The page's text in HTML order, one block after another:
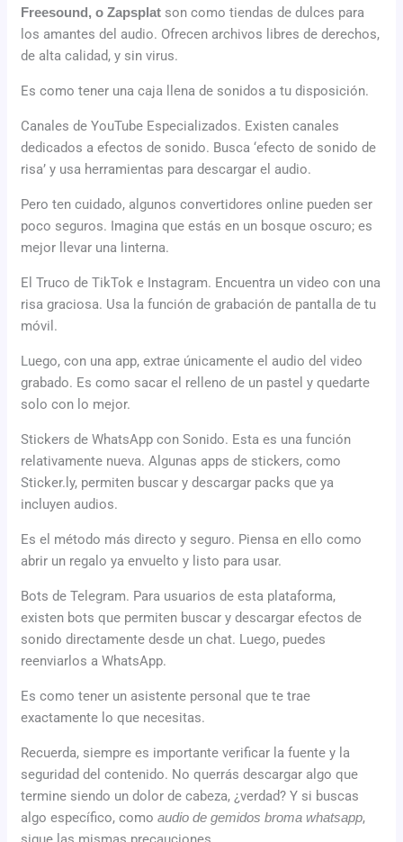
Freesound, o Zapsplat son como tiendas de dulces para
los amantes del audio. Ofrecen archivos libres de derechos,
de alta calidad, y sin virus.
Es como tener una caja llena de sonidos a tu disposición.
Canales de YouTube Especializados. Existen canales
dedicados a efectos de sonido. Busca ‘efecto de sonido de
risa’ y usa herramientas para descargar el audio.
Pero ten cuidado, algunos convertidores online pueden ser
poco seguros. Imagina que estás en un bosque oscuro; es
mejor llevar una linterna.
El Truco de TikTok e Instagram. Encuentra un video con una
risa graciosa. Usa la función de grabación de pantalla de tu
móvil.
Luego, con una app, extrae únicamente el audio del video
grabado. Es como sacar el relleno de un pastel y quedarte
solo con lo mejor.
Stickers de WhatsApp con Sonido. Esta es una función
relativamente nueva. Algunas apps de stickers, como
Sticker.ly, permiten buscar y descargar packs que ya
incluyen audios.
Es el método más directo y seguro. Piensa en ello como
abrir un regalo ya envuelto y listo para usar.
Bots de Telegram. Para usuarios de esta plataforma,
existen bots que permiten buscar y descargar efectos de
sonido directamente desde un chat. Luego, puedes
reenviarlos a WhatsApp.
Es como tener un asistente personal que te trae
exactamente lo que necesitas.
Recuerda, siempre es importante verificar la fuente y la
seguridad del contenido. No querrás descargar algo que
termine siendo un dolor de cabeza, ¿verdad? Y si buscas
algo específico, comoaudio de gemidos broma whatsapp,